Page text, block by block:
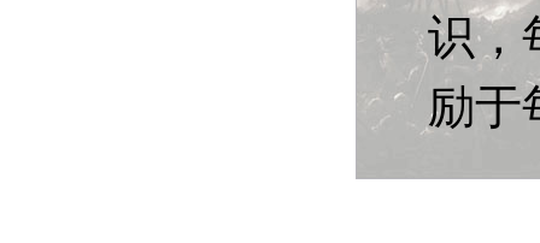
识，
励于